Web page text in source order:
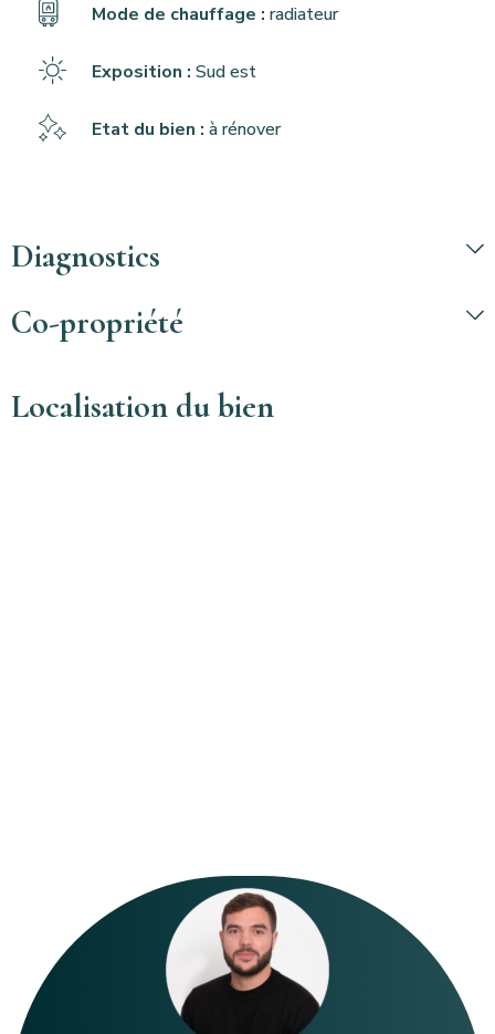
Mode de chauffage : radiateur
Exposition : Sud est
Etat du bien : à rénover
Diagnostics
Co-propriété
Localisation du bien